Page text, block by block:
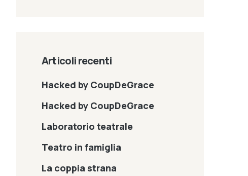
Articoli recenti
Hacked by CoupDeGrace
Hacked by CoupDeGrace
Laboratorio teatrale
Teatro in famiglia
La coppia strana